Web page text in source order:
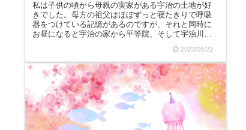
私は子供の頃から母親の実家がある宇治の土地が好
きでした。母方の祖父はほぼずっと寝たきりで呼吸
器をつけている記憶があるのですが、それと同時に
お昼になると宇治の家から平等院、そして宇治川を
2023/05/22